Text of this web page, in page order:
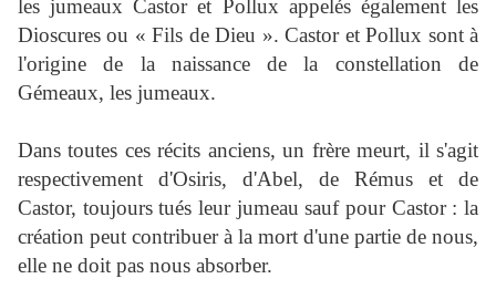
les jumeaux Castor et Pollux appelés également les
Dioscures ou « Fils de Dieu ». Castor et Pollux sont à
l'origine de la naissance de la constellation de
Gémeaux, les jumeaux.
Dans toutes ces récits anciens, un frère meurt, il s'agit
respectivement d'Osiris, d'Abel, de Rémus et de
Castor, toujours tués leur jumeau sauf pour Castor : la
création peut contribuer à la mort d'une partie de nous,
elle ne doit pas nous absorber.